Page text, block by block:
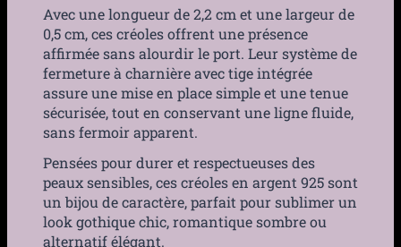
Avec une longueur de 2,2 cm et une largeur de
0,5 cm, ces créoles offrent une présence
affirmée sans alourdir le port. Leur système de
fermeture à charnière avec tige intégrée
assure une mise en place simple et une tenue
sécurisée, tout en conservant une ligne fluide,
sans fermoir apparent.
Pensées pour durer et respectueuses des
peaux sensibles, ces créoles en argent 925 sont
un bijou de caractère, parfait pour sublimer un
look gothique chic, romantique sombre ou
alternatif élégant.